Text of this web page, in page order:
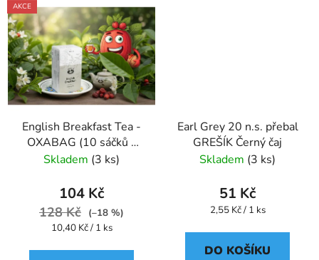
AKCE
English Breakfast Tea -
OXABAG (10 sáčků x
4g) - Oxalis
Skladem (3 ks)
104 Kč
128 Kč
(–18 %)
Měrná
10,40 Kč / 1 ks
Earl Grey 20 n.s. přebal
GREŠÍK Černý čaj
Skladem (3 ks)
51 Kč
Měrná
2,55 Kč / 1 ks
DO KOŠÍKU